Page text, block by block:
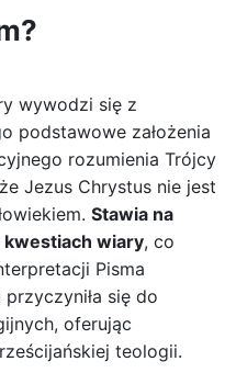
wywodzi się z
podstawowe założenia
rozumienia Trójcy
Jezus Chrystus nie jest
Stawia na
wiary, co
Pisma
się do
oferując
teologii.